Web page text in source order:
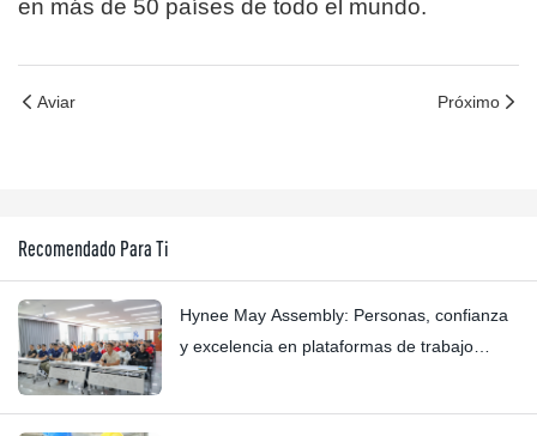
en más de 50 países de todo el mundo.
Aviar Próximo
Recomendado Para Ti
Hynee May Assembly: Personas, confianza
y excelencia en plataformas de trabajo